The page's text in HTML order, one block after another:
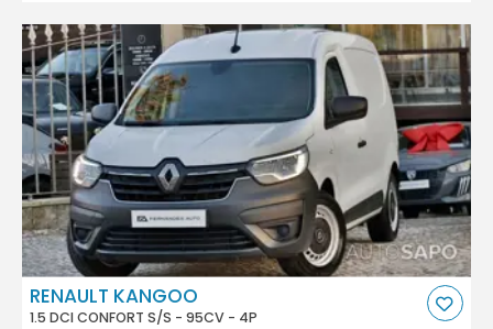
RENAULT KANGOO
1.5 DCI CONFORT S/S - 95CV - 4P